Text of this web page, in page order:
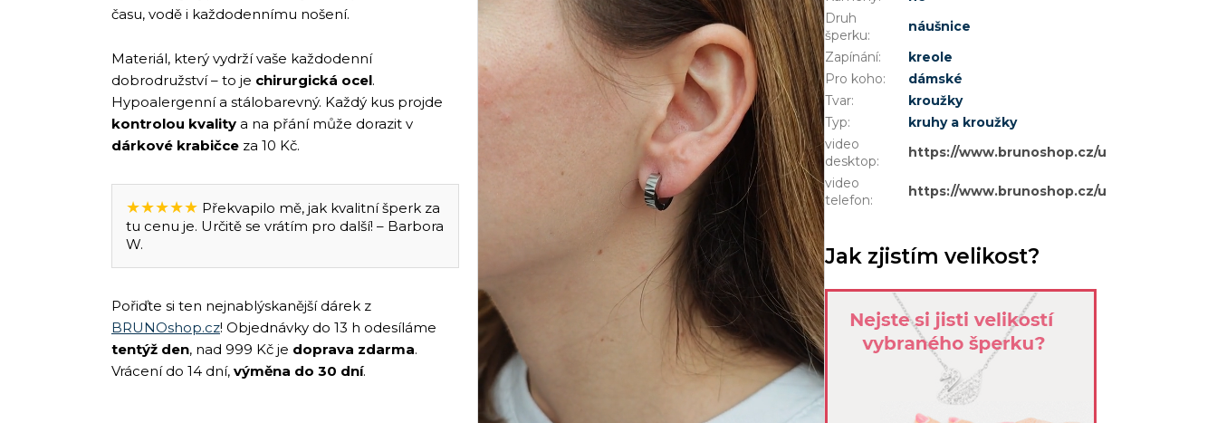
času, vodě i každodennímu nošení.
Materiál, který vydrží vaše každodenní
dobrodružství – to je chirurgická ocel.
Hypoalergenní a stálobarevný. Každý kus projde
kontrolou kvality a na přání může dorazit v
dárkové krabičce za 10 Kč.
★★★★★ Překvapilo mě, jak kvalitní šperk za
tu cenu je. Určitě se vrátím pro další! – Barbora
W.
Pořiďte si ten nejnablýskanější dárek z
BRUNOshop.cz! Objednávky do 13 h odesíláme
tentýž den, nad 999 Kč je doprava zdarma.
Vrácení do 14 dní, výměna do 30 dní.
Druh
šperku:
náušnice
Zapínání:
kreole
Pro koho:
dámské
Tvar:
kroužky
Typ:
kruhy a kroužky
video
desktop:
https://www.brunoshop.cz/user/
video
telefon:
https://www.brunoshop.cz/user/
Jak zjistím velikost?